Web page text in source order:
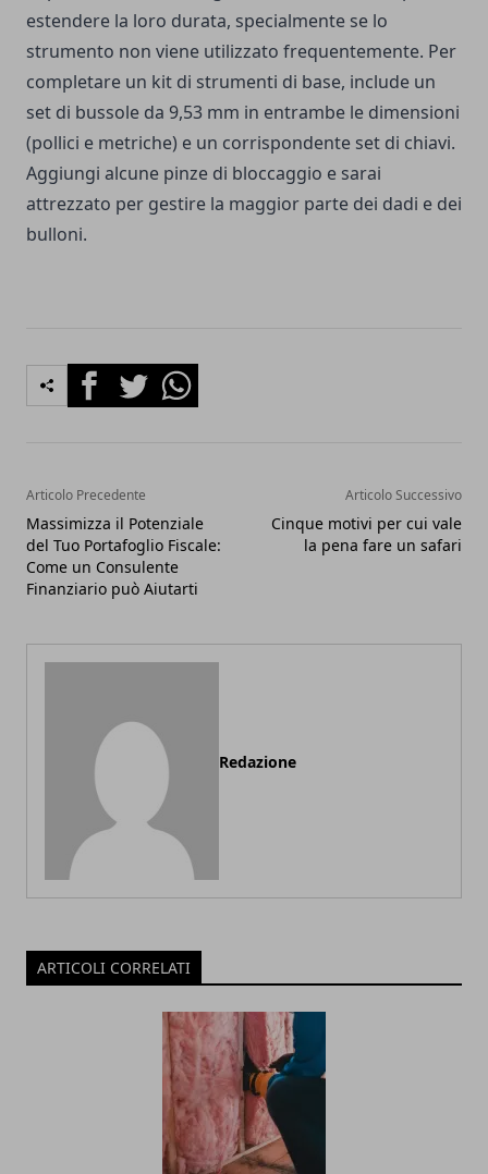
estendere la loro durata, specialmente se lo
strumento non viene utilizzato frequentemente. Per
completare un kit di strumenti di base, include un
set di bussole da 9,53 mm in entrambe le dimensioni
(pollici e metriche) e un corrispondente set di chiavi.
Aggiungi alcune pinze di bloccaggio e sarai
attrezzato per gestire la maggior parte dei dadi e dei
bulloni.
FacebookTwitterWhatsapp
Articolo Precedente
Massimizza il Potenziale
del Tuo Portafoglio Fiscale:
Come un Consulente
Finanziario può Aiutarti
Articolo Successivo
Cinque motivi per cui vale
la pena fare un safari
Redazione
ARTICOLI CORRELATI